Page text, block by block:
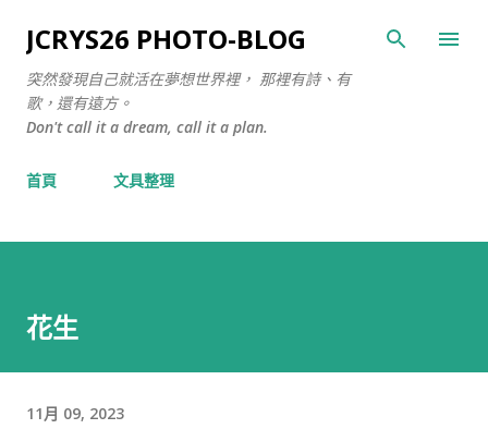
跳至主要內容
JCRYS26 PHOTO-BLOG
突然發現自己就活在夢想世界裡， 那裡有詩、有
歌，還有遠方。
Don't call it a dream, call it a plan.
首頁 文具整理
花生
11月 09, 2023